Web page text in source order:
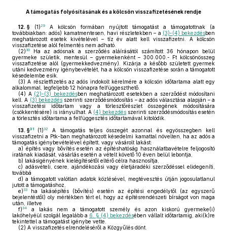
A támogatás folyósításának és a kölcsön visszafizetésének rendje
12. § (1)29
A kölcsön formában nyújtott támogatást a támogatottnak (a
továbbiakban: adós) kamatmentesen, havi részletekben – a (3)-(4) bekezdésben
meghatározott esetek kivételével – tíz év alatt kell visszafizetni. A kölcsön
visszafizetése alól felmentés nem adható.
(2)30
Ha az adósnak a szerződés aláírásától számított 36 hónapon belül
gyermeke születik, mentesül – gyermekenként – 300.000.- Ft kölcsönösszeg
visszafizetése alól (gyermekkedvezmény). Kizárja a később született gyermek
utáni kedvezmény igénybevételét, ha a kölcsön visszafizetése során a támogatott
késedelembe esik.
(3) A részletfizetés az adós indokolt kérelmére a kölcsön időtartama alatt egy
alkalommal, legfeljebb 12 hónapra felfüggeszthető.
(4) A (2)-(3) bekezdésben meghatározott esetekben a szerződést módosítani
kell. A (3) bekezdésszerinti szerződésmódosítás – az adós választása alapján – a
visszafizetési időtartam vagy a törlesztőrészlet összegének módosítására
(csökkentésére) is irányulhat. A (4) bekezdés szerinti szerződésmódosítás esetén
a törlesztés időtartama a felfüggesztés időtartamával kitolódik.
13. §31 (1)32
A támogatás teljes összegét azonnal és egyösszegben kell
visszafizetni a Ptk-ban meghatározott késedelmi kamattal növelten, ha az adós a
támogatás igénybevételével épített, vagy vásárolt lakást:
a) építés vagy bővítés esetén az építéshatóság használatbavételre feljogosító
iratának kiadását, vásárlás esetén a vételt követő 10 éven belül lebontja,
b) lakásigényének kielégítésétől eltérő célra hasznosítja,
c) adásvételi, csere, ajándékozási vagy életjáradéki szerződéssel elidegeníti,
továbbá
d) a támogatott valótlan adatok közlésével, megtévesztés útján jogosulatlanul
jutott a támogatáshoz,
e)33
ha lakásépítés (bővítés) esetén az építési engedélytől (az egyszerű
bejelentéstől) oly mértékben tért el, hogy az építésrendészeti bírságot von maga
után, illetve
f)34
a lakás nem a támogatott személy és azon kiskorú gyermeke(i)
lakóhelyéül szolgál legalább a 6. § (4) bekezdésében vállalt időtartamig, aki(k)re
tekintettel a támogatást igénybe vette.
(2) A visszafizetés elrendeléséről a Közgyűlés dönt.